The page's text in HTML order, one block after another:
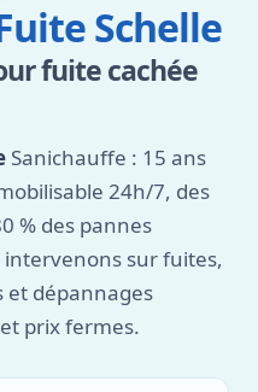
Schelle
fuite cachée
Sanichauffe : 15 ans
24h/7, des
% des pannes
intervenons sur fuites,
et dépannages
prix fermes.